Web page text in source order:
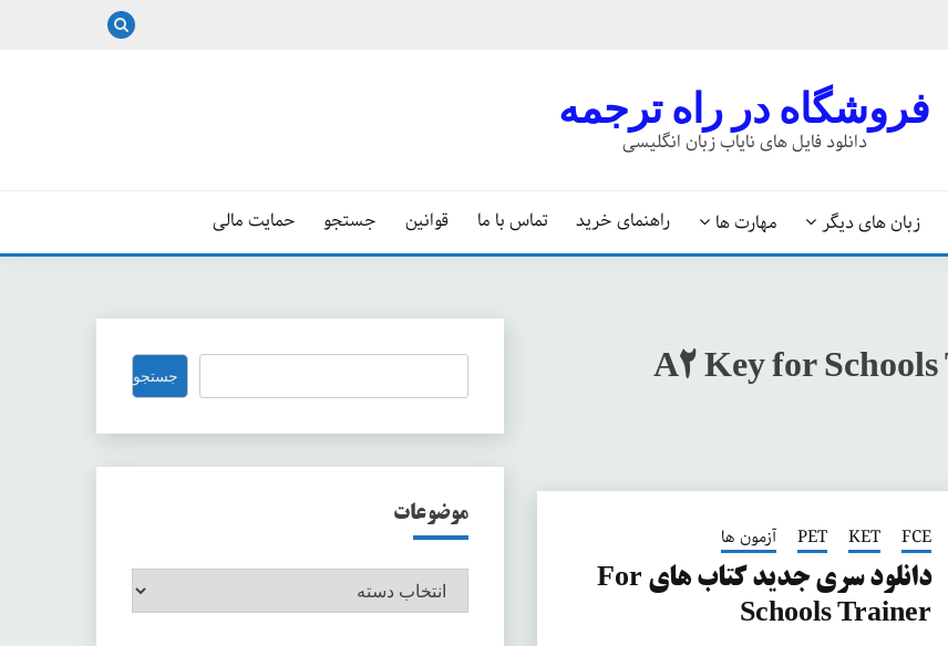
فروشگاه در راه ترجمه
دانلود فایل های نایاب زبان انگلیسی
زبان های دیگر مهارت ها راهنمای خرید تماس با ما قوانین جستجو حمایت مالی
A2 Key for
FCE
KET
PET
آزمون ها
دانلود سری جدید کتاب های For
Schools Trainer
جستجو جستجو
موضوعات
موضوعات